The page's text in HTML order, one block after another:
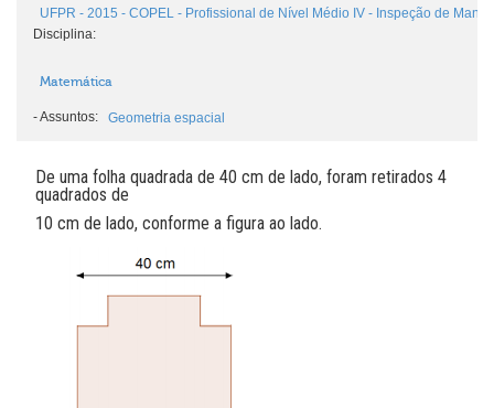
UFPR - 2015 - COPEL - Profissional de Nível Médio IV - Inspeção de
Disciplina:
Matemática
-Assuntos: Geometria espacial
De uma folha quadrada de 40 cm de lado, foram retirados 4
quadrados de
10 cm de lado, conforme a figura ao lado.